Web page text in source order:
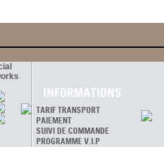
INFORMATIONS
TARIF TRANSPORT
PAIEMENT
SUIVI DE COMMANDE
PROGRAMME V.I.P